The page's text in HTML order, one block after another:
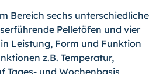
Bereich sechs unterschiedliche
Pelletöfen und vier
Leistung, Form und Funktion
z.B. Temperatur,